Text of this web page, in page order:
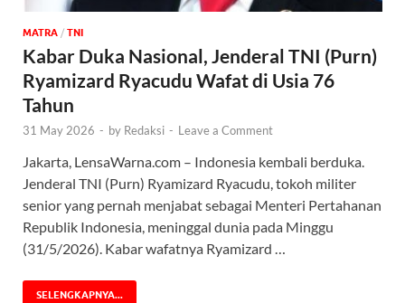
MATRA / TNI
Kabar Duka Nasional, Jenderal TNI (Purn)
Ryamizard Ryacudu Wafat di Usia 76
Tahun
31 May 2026 - by Redaksi - Leave a Comment
Jakarta, LensaWarna.com – Indonesia kembali berduka.
Jenderal TNI (Purn) Ryamizard Ryacudu, tokoh militer
senior yang pernah menjabat sebagai Menteri Pertahanan
Republik Indonesia, meninggal dunia pada Minggu
(31/5/2026). Kabar wafatnya Ryamizard …
SELENGKAPNYA...